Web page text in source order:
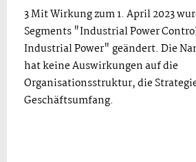
3 Mit Wirkung zum 1. April 2023
Segments "Industrial Power
Industrial Power" geändert. Die
hat keine Auswirkungen auf die
Organisationsstruktur, die
Geschäftsumfang.